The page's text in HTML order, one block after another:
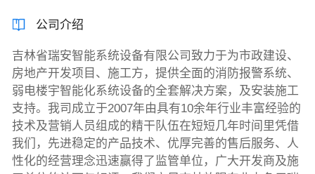
公司介绍
吉林省瑞安智能系统设备有限公司致力于为市政建设、
房地产开发项目、施工方，提供全面的消防报警系统、
弱电楼宇智能化系统设备的全套解决方案，及安装施工
支持。我司成立于2007年由具有10余年行业丰富经验的
技术及营销人员组成的精干队伍在短短几年时间里凭借
我们，先进稳定的产品技术、优厚完善的售后服务、人
性化的经营理念迅速赢得了监管单位，广大开发商及施